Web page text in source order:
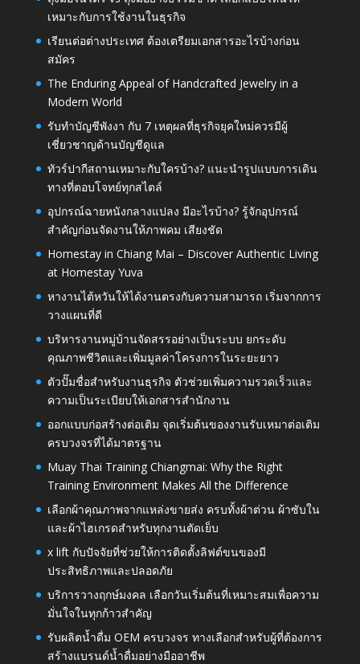
เหมาะกับการใช้งานในธุรกิจ
เรียนต่อต่างประเทศ ต้องเตรียมเอกสารอะไรบ้างก่อน
สมัคร
The Enduring Appeal of Handcrafted Jewelry in a
Modern World
รับทำบัญชีพังงา กับ 7 เหตุผลที่ธุรกิจยุคใหม่ควรมีผู้
เชี่ยวชาญด้านบัญชีดูแล
ทัวร์ปากีสถานเหมาะกับใครบ้าง? แนะนำรูปแบบการเดิน
ทางที่ตอบโจทย์ทุกสไตล์
อุปกรณ์ฉายหนังกลางแปลง มีอะไรบ้าง? รู้จักอุปกรณ์
สำคัญก่อนจัดงานให้ภาพคม เสียงชัด
Homestay in Chiang Mai – Discover Authentic Living
at Homestay Yuva
หางานไต้หวันให้ได้งานตรงกับความสามารถ เริ่มจากการ
วางแผนที่ดี
บริหารงานหมู่บ้านจัดสรรอย่างเป็นระบบ ยกระดับ
คุณภาพชีวิตและเพิ่มมูลค่าโครงการในระยะยาว
ตัวปั๊มชื่อสำหรับงานธุรกิจ ตัวช่วยเพิ่มความรวดเร็วและ
ความเป็นระเบียบให้เอกสารสำนักงาน
ออกแบบก่อสร้างต่อเติม จุดเริ่มต้นของงานรับเหมาต่อเติม
ครบวงจรที่ได้มาตรฐาน
Muay Thai Training Chiangmai: Why the Right
Training Environment Makes All the Difference
เลือกผ้าคุณภาพจากแหล่งขายส่ง ครบทั้งผ้าต่วน ผ้าซับใน
และผ้าไฮเกรดสำหรับทุกงานตัดเย็บ
x lift กับปัจจัยที่ช่วยให้การติดตั้งลิฟต์ขนของมี
ประสิทธิภาพและปลอดภัย
บริการวางฤกษ์มงคล เลือกวันเริ่มต้นที่เหมาะสมเพื่อความ
มั่นใจในทุกก้าวสำคัญ
รับผลิตน้ำดื่ม OEM ครบวงจร ทางเลือกสำหรับผู้ที่ต้องการ
สร้างแบรนด์น้ำดื่มอย่างมืออาชีพ